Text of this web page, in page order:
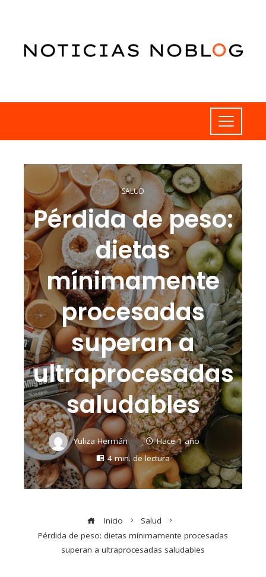
SALUD
Pérdida de peso:
dietas
mínimamente
procesadas
superan a
ultraprocesadas
saludables
Yuliza Hermán
Hace 1 año
4 min. de lectura
Inicio
Salud
Pérdida de peso: dietas mínimamente procesadas
superan a ultraprocesadas saludables